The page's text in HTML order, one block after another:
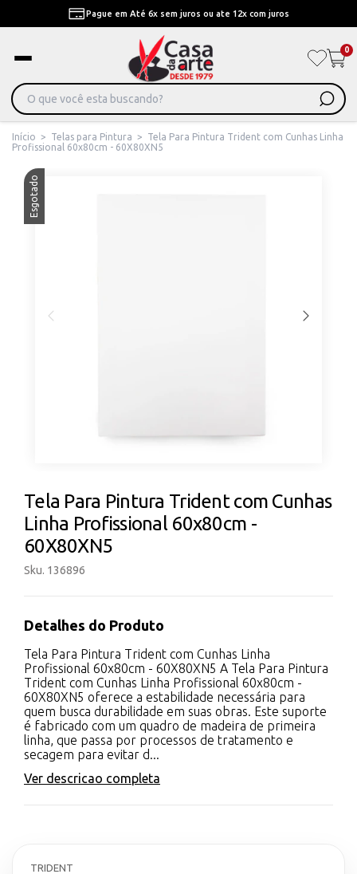
Pague em Até 6x sem juros ou ate 12x com juros
0
Início > Telas para Pintura >
Tela Para Pintura Trident com Cunhas Linha
Profissional 60x80cm - 60X80XN5
Esgotado
Tela Para Pintura Trident com Cunhas
Linha Profissional 60x80cm -
60X80XN5
Sku. 136896
Detalhes do Produto
Tela Para Pintura Trident com Cunhas Linha
Profissional 60x80cm - 60X80XN5 A Tela Para Pintura
Trident com Cunhas Linha Profissional 60x80cm -
60X80XN5 oferece a estabilidade necessária para
quem busca durabilidade em suas obras. Este suporte
é fabricado com um quadro de madeira de primeira
linha, que passa por processos de tratamento e
secagem para evitar d...
Ver descricao completa
TRIDENT